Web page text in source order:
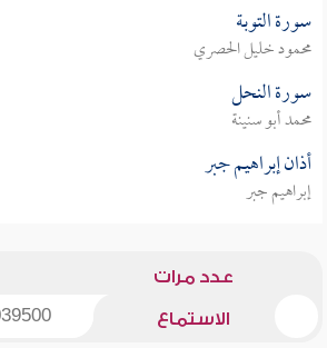
سورة التوبة
محمود خليل الحصري
سورة النحل
محمد أبو سنينة
أذان إبراهيم جبر
إبراهيم جبر
عدد مرات
الاستماع